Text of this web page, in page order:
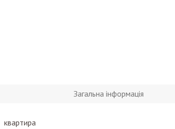
Загальна інформація
квартира